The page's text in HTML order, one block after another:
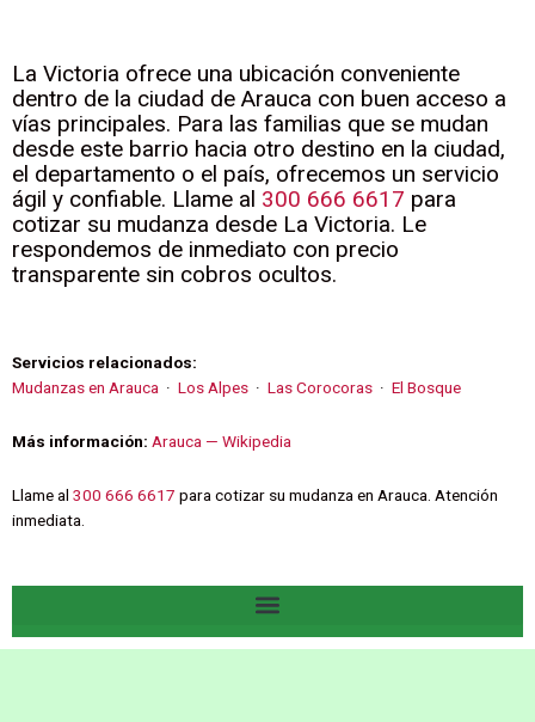
La Victoria ofrece una ubicación conveniente
dentro de la ciudad de Arauca con buen acceso a
vías principales. Para las familias que se mudan
desde este barrio hacia otro destino en la ciudad,
el departamento o el país, ofrecemos un servicio
ágil y confiable. Llame al 300 666 6617 para
cotizar su mudanza desde La Victoria. Le
respondemos de inmediato con precio
transparente sin cobros ocultos.
Servicios relacionados:
Mudanzas en Arauca · Los Alpes · Las Corocoras · El Bosque
Más información: Arauca — Wikipedia
Llame al 300 666 6617 para cotizar su mudanza en Arauca. Atención
inmediata.